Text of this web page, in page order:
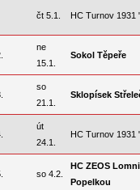
čt 5.1. HC Turnov 1931
ne
15.1.
Sokol Těpeře
so
21.1.
Sklopísek
út
24.1.
HC Turnov 1931
so 4.2.
HC ZEOS
Popelkou